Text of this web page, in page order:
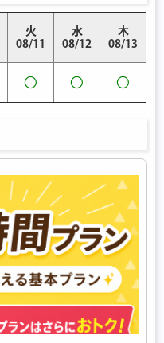
火
08/11
水
08/12
木
08/13
〇 〇 〇